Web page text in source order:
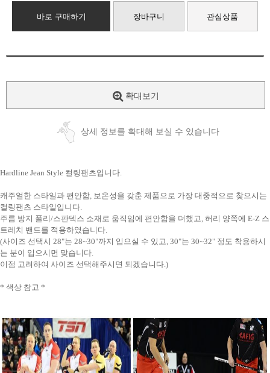
바로 구매하기 장바구니 관심상품
확대보기
상세 정보를 확대해 보실 수 있습니다
Hardline Jean Style 컬링팬츠입니다.
캐주얼한 스타일과 편안함, 보온성을 갖춘 제품으로 가장 대중적으로 찾으시는
컬링팬츠 스타일입니다.
주름 방지 폴리/스판덱스 소재로 움직임에 편안함을 더했고, 허리 양쪽에 E-Z 스
트레치 밴드를 적용하였습니다.
(사이즈 선택시 28"는 28~30"까지 입으실 수 있고, 30"는 30~32" 정도 착용하시
는 분이 입으시면 맞습니다.
이점 고려하여 사이즈 선택해주시면 되겠습니다.)
* 색상 참고 *